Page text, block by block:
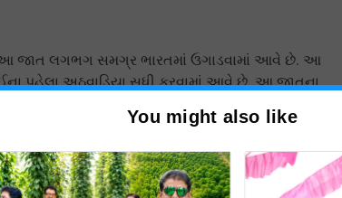
જાત લગભગ સમગ્ર ભારતમાં ઉગાડવામાં આવે છે. આ
પહેલા અઠવાડિયા સુધી કરવામાં આવે છે. આ જાતના
છોડની લંબાઈ લગભગ ૧૫-૨૦ સે.મી. છે, અને દરેક ફળનું
ફળ ઘેરા લીલા રંગના હોય છે. આનાથી, પ્રતિ એકર
શકાય છે
You might also like